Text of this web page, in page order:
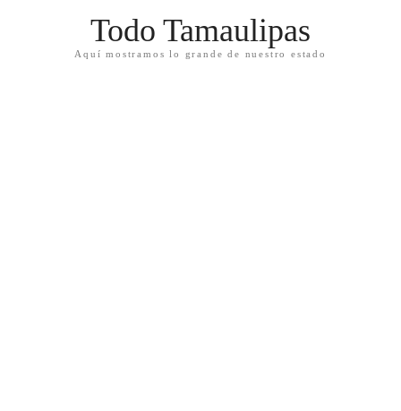
Todo Tamaulipas
Aquí mostramos lo grande de nuestro estado